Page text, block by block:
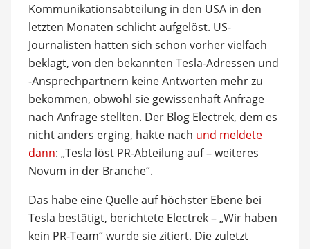
Kommunikationsabteilung in den USA in den
letzten Monaten schlicht aufgelöst. US-
Journalisten hatten sich schon vorher vielfach
beklagt, von den bekannten Tesla-Adressen und
-Ansprechpartnern keine Antworten mehr zu
bekommen, obwohl sie gewissenhaft Anfrage
nach Anfrage stellten. Der Blog Electrek, dem es
nicht anders erging, hakte nach und meldete
dann: „Tesla löst PR-Abteilung auf – weiteres
Novum in der Branche“.
Das habe eine Quelle auf höchster Ebene bei
Tesla bestätigt, berichtete Electrek – „Wir haben
kein PR-Team“ wurde sie zitiert. Die zuletzt